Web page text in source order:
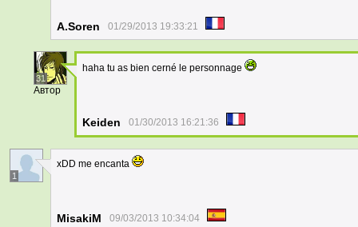
A.Soren 01/29/2013 19:33:21
31
Автор
haha tu as bien cerné le personnage
Keiden 01/30/2013 16:21:36
1
xDD me encanta
MisakiM 09/03/2013 10:34:04